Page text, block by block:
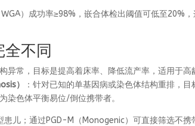
）成功率≥98%，嵌合体检出阈值可低至20%
不同
异常，目标是提高着床率、降低流产率，适用于高
）
：针对已知的单基因病或染色体结构重排，目
染色体平衡易位/倒位携带者。
儿；通过PGD-M（Monogenic）可直接筛选不携